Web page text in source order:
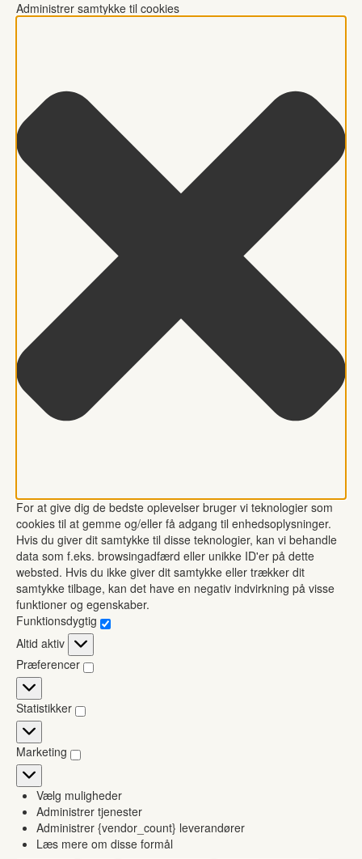
Administrer samtykke til cookies
For at give dig de bedste oplevelser bruger vi teknologier som
cookies til at gemme og/eller få adgang til enhedsoplysninger.
Hvis du giver dit samtykke til disse teknologier, kan vi behandle
data som f.eks. browsingadfærd eller unikke ID'er på dette
websted. Hvis du ikke giver dit samtykke eller trækker dit
samtykke tilbage, kan det have en negativ indvirkning på visse
funktioner og egenskaber.
Funktionsdygtig
Funktionsdygtig
Altid aktiv
Præferencer
Præferencer
Statistikker
Statistikker
Marketing
Marketing
Vælg muligheder
Administrer tjenester
Administrer {vendor_count} leverandører
Læs mere om disse formål